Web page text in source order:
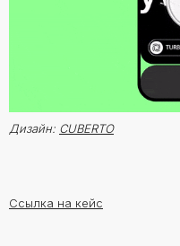
Дизайн: CUBERTO
Ссылка на кейс